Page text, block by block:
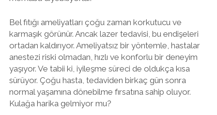
Bel fıtığı ameliyatları çoğu zaman korkutucu ve
karmaşık görünür. Ancak lazer tedavisi, bu endişeleri
ortadan kaldırıyor. Ameliyatsız bir yöntemle, hastalar
anestezi riski olmadan, hızlı ve konforlu bir deneyim
yaşıyor. Ve tabii ki, iyileşme süreci de oldukça kısa
sürüyor. Çoğu hasta, tedaviden birkaç gün sonra
normal yaşamına dönebilme fırsatına sahip oluyor.
Kulağa harika gelmiyor mu?